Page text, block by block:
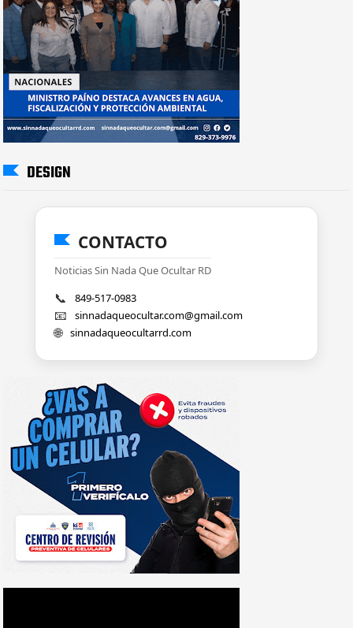
DESIGN
CONTACTO
Noticias Sin Nada Que Ocultar RD
📞 849-517-0983
📧 sinnadaqueocultar.com@gmail.com
🌐 sinnadaqueocultarrd.com